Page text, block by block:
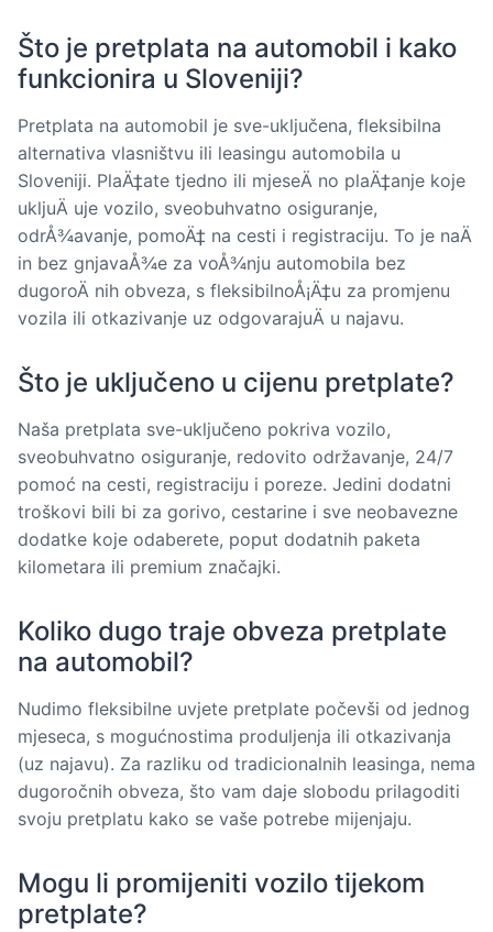
Što je pretplata na automobil i kako
funkcionira u Sloveniji?
Pretplata na automobil je sve-uključena, fleksibilna
alternativa vlasništvu ili leasingu automobila u
Sloveniji. PlaÄ‡ate tjedno ili mjeseÄ no plaÄ‡anje koje
ukljuÄ uje vozilo, sveobuhvatno osiguranje,
odrÅ¾avanje, pomoÄ‡ na cesti i registraciju. To je naÄ
in bez gnjavaÅ¾e za voÅ¾nju automobila bez
dugoroÄ nih obveza, s fleksibilnoÅ¡Ä‡u za promjenu
vozila ili otkazivanje uz odgovarajuÄ u najavu.
Što je uključeno u cijenu pretplate?
Naša pretplata sve-uključeno pokriva vozilo,
sveobuhvatno osiguranje, redovito održavanje, 24/7
pomoć na cesti, registraciju i poreze. Jedini dodatni
troškovi bili bi za gorivo, cestarine i sve neobavezne
dodatke koje odaberete, poput dodatnih paketa
kilometara ili premium značajki.
Koliko dugo traje obveza pretplate
na automobil?
Nudimo fleksibilne uvjete pretplate počevši od jednog
mjeseca, s mogućnostima produljenja ili otkazivanja
(uz najavu). Za razliku od tradicionalnih leasinga, nema
dugoročnih obveza, što vam daje slobodu prilagoditi
svoju pretplatu kako se vaše potrebe mijenjaju.
Mogu li promijeniti vozilo tijekom
pretplate?